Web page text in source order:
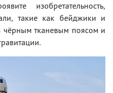
изобретательность,
такие как бейджики и
чёрным тканевым поясом и